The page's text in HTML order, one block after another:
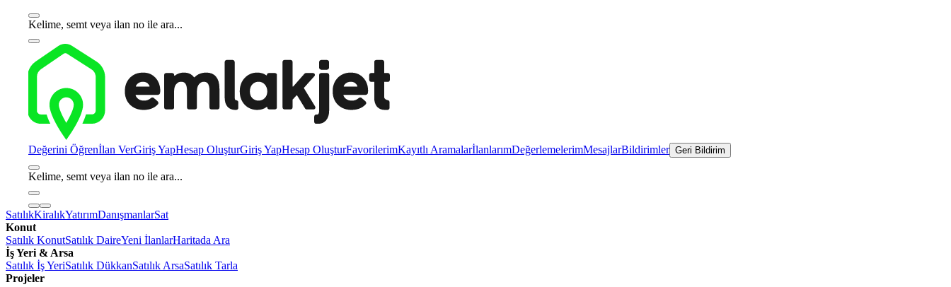
Kelime, semt veya ilan no ile ara...
Değerini Öğrenİlan VerGiriş YapHesap OluşturGiriş YapHesap OluşturFavorilerimKayıtlı AramalarİlanlarımDeğerlemelerimMesajlarBildirimler Geri Bildirim
Kelime, semt veya ilan no ile ara...
SatılıkKiralıkYatırımDanışmanlarSat
Konut
Satılık KonutSatılık DaireYeni İlanlarHaritada Ara
İş Yeri & Arsa
Satılık İş YeriSatılık DükkanSatılık ArsaSatılık Tarla
Projeler